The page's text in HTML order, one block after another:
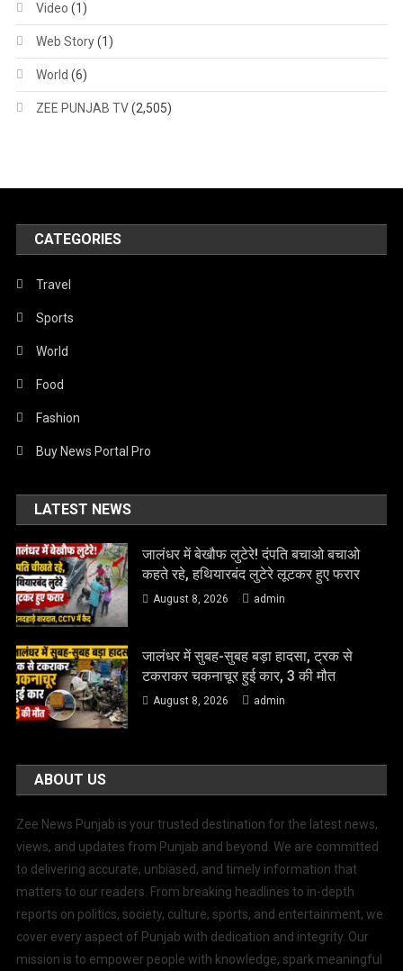
Video (1)
Web Story(1)
World (6)
ZEE PUNJAB TV(2,505)
CATEGORIES
Travel
Sports
World
Food
Fashion
Buy News Portal Pro
LATEST NEWS
जालंधर में बेखौफ लुटेरे! दंपति बचाओ बचाओ
कहते रहे, हथियारबंद लुटेरे लूटकर हुए फरार
August 8, 2026 admin
जालंधर में सुबह-सुबह बड़ा हादसा, ट्रक से
टकराकर चकनाचूर हुई कार, 3 की मौत
August 8, 2026 admin
ABOUT US
Zee News Punjab is your trusted destination for the latest news,
views, and updates from Punjab and beyond. We are committed
to delivering accurate, unbiased, and timely information that
matters to our readers. From breaking headlines to in-depth
reports on politics, society, culture, sports, and entertainment, we
cover every aspect of Punjab with dedication and integrity. Our
mission is to empower people with knowledge, spark meaningful